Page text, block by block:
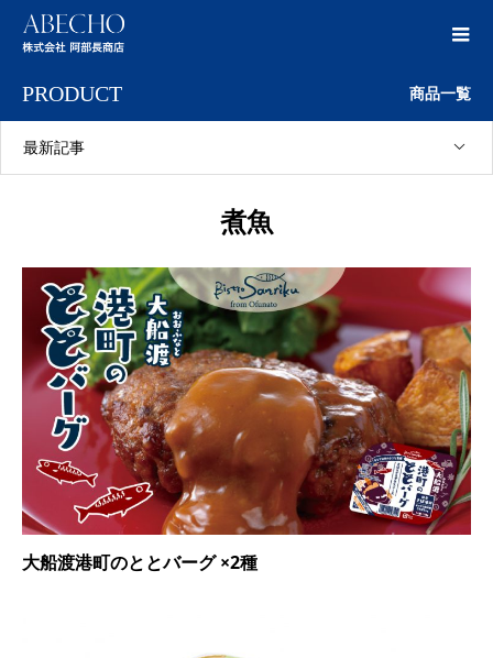
PRODUCT 商品一覧
最新記事
煮魚
大船渡港町のととバーグ ×2種